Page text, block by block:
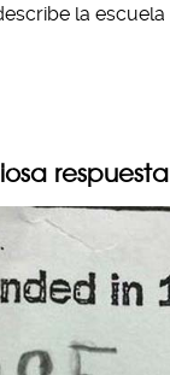
la escuela
respuesta